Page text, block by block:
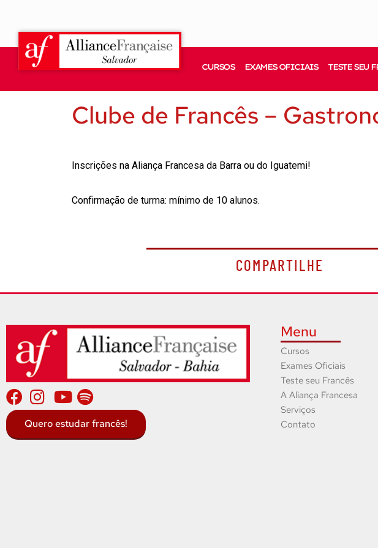
CURSOS EXAMES OFICIAIS TESTE SEU
Clube de Francês –
Inscrições na Aliança Francesa da Barra ou do Iguatemi!
Confirmação de turma: mínimo de 10 alunos.
COMPARTILHE
Quero estudar francês!
Menu
Cursos
Exames Oficiais
Teste seu Francês
A Aliança Francesa
Serviços
Contato